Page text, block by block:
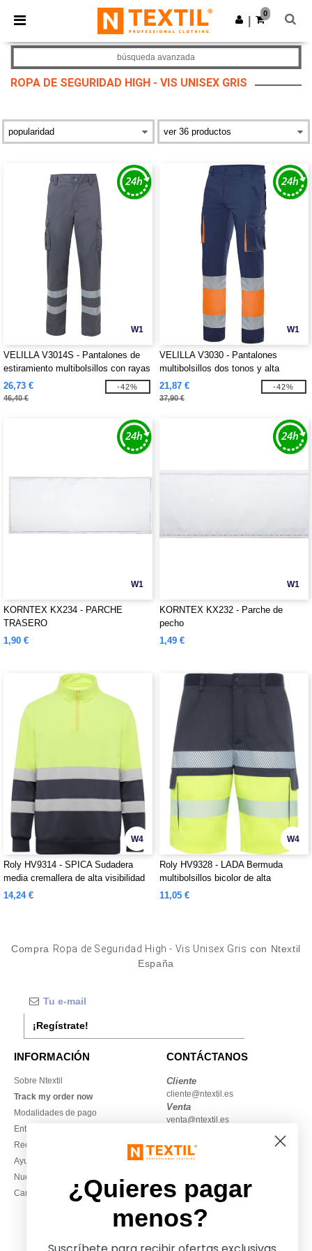
× App de Ntextil
¡Mejores precios en app!
Descargar app
0
ROPA DE SEGURIDAD HIGH - VIS UNISEX GRIS
búsqueda avanzada
W1
VELILLA V3014S - Pantalones de
estiramiento multibolsillos con rayas
reflectantes V3014S
26,73 €
46,40 €
-42%
W1
VELILLA V3030 - Pantalones
multibolsillos dos tonos y alta
visibilidad V3030
21,87 €
37,90 €
-42%
W1
KORNTEX KX234 - PARCHE
TRASERO
1,90 €
W1
KORNTEX KX232 - Parche de
pecho
1,49 €
W4
Roly HV9314 - SPICA Sudadera
media cremallera de alta visibilidad
14,24 €
W4
Roly HV9328 - LADA Bermuda
multibolsillos bicolor de alta
visibilidad
11,05 €
Compra Ropa de Seguridad High - Vis Unisex Gris con Ntextil
España
¡Regístrate!
INFORMACIÓN
Sobre Ntextil
Track my order now
Modalidades de pago
Entrega
Reembolsos / devoluciones
Ayuda & FAQs
Nuestros compromisos
Camisetas locales al por mayor
CONTÁCTANOS
Cliente
cliente@ntextil.es
Venta
venta@ntextil.es
930 410 200
Viernes: 10:00–14:00
¿Quieres pagar
menos?